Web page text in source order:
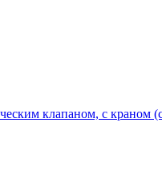
клапаном, с